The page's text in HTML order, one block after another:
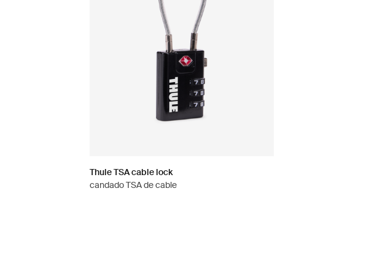
Thule TSA cable lock
candado TSA de cable